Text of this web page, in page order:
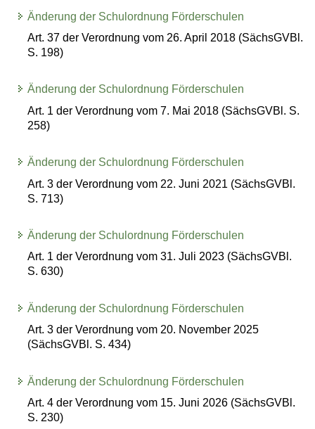
Änderung der Schulordnung Förderschulen
Art. 37 der Verordnung vom 26. April 2018 (SächsGVBl.
S. 198)
Änderung der Schulordnung Förderschulen
Art. 1 der Verordnung vom 7. Mai 2018 (SächsGVBl. S.
258)
Änderung der Schulordnung Förderschulen
Art. 3 der Verordnung vom 22. Juni 2021 (SächsGVBl.
S. 713)
Änderung der Schulordnung Förderschulen
Art. 1 der Verordnung vom 31. Juli 2023 (SächsGVBl.
S. 630)
Änderung der Schulordnung Förderschulen
Art. 3 der Verordnung vom 20. November 2025
(SächsGVBl. S. 434)
Änderung der Schulordnung Förderschulen
Art. 4 der Verordnung vom 15. Juni 2026 (SächsGVBl.
S. 230)